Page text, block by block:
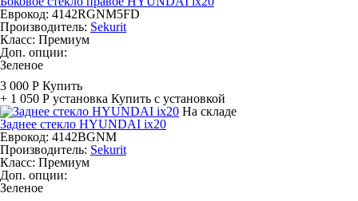
Еврокод: 4142RGNM5FD
Производитель: Sekurit
Класс: Премиум
Доп. опции:
Зеленое
3 000 Р Купить
+ 1 050 Р установка Купить с установкой
На складе
Заднее стекло HYUNDAI ix20
Еврокод: 4142BGNM
Производитель: Sekurit
Класс: Премиум
Доп. опции:
Зеленое